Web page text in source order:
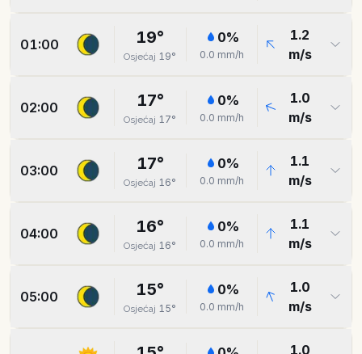
01:00 19°
Osjećaj 19°
0%
0.0 mm/h
1.2
m/s
02:00 17°
Osjećaj 17°
0%
0.0 mm/h
1.0
m/s
03:00 17°
Osjećaj 16°
0%
0.0 mm/h
1.1
m/s
04:00 16°
Osjećaj 16°
0%
0.0 mm/h
1.1
m/s
05:00 15°
Osjećaj 15°
0%
0.0 mm/h
1.0
m/s
1.0